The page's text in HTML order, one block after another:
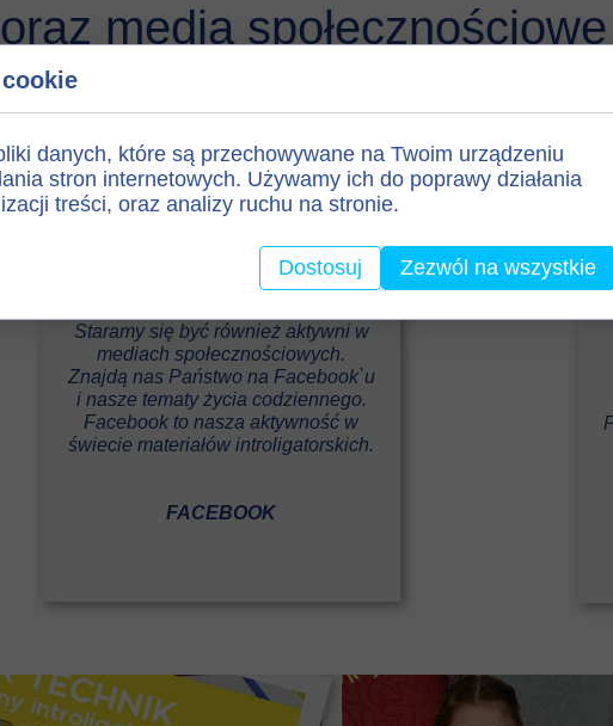
media społecznościowe
Staramy się być również aktywni w
mediach społecznościowych.
Znajdą nas Państwo na Facebook`u
i nasze tematy życia codziennego.
Facebook to nasza aktywność w
świecie materiałów introligatorskich.
FACEBOOK
danych, które są przechowywane na Twoim urządzeniu
stron internetowych. Używamy ich do poprawy działania
treści, oraz analizy ruchu na stronie.
Dostosuj Zezwól na wszystkie